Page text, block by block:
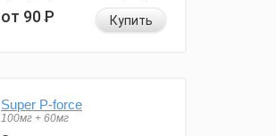
от 90Р Купить
Super P-force
100мг + 60мг